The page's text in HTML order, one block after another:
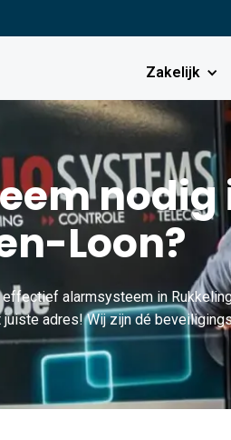
Zakelijk
nodig
Loon?
alarmsysteem in
juiste adres! Wij zijn dé